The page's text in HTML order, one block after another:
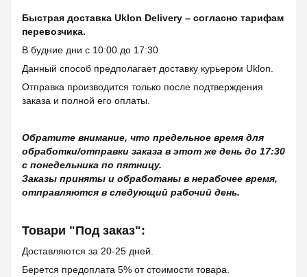
Быстрая доставка Uklon Delivery – согласно тарифам
перевозчика.
В будние дни с 10:00 до 17:30
Данный способ предполагает доставку курьером Uklon.
Отправка производится только после подтверждения
заказа и полной его оплаты.
Обратите внимание, что предельное время для
обработки/отправки заказа в этот же день до 17:30
с понедельника по пятницу.
Заказы приняты и обработаны в нерабочее время,
отправляются в следующий рабочий день.
Товари "Под заказ":
Доставляются за 20-25 дней.
Берется предоплата 5% от стоимости товара.